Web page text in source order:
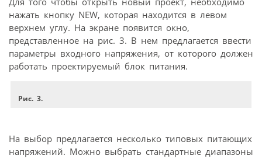
нажать кнопку NEW, которая находится в левом
верхнем углу. На экране появится окно,
представленное на рис. 3. В нем предлагается ввести
параметры входного напряжения, от которого должен
работать проектируемый блок питания.
Рис. 3.
На выбор предлагается несколько типовых питающих
напряжений. Можно выбрать стандартные диапазоны